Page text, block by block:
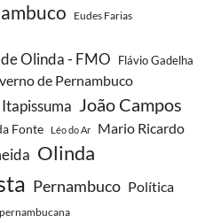
Eudes Farias
Olinda - FMO Flávio Gadelha
de Pernambuco
Itapissuma João Campos
Fonte Léo do Ar Mario Ricardo
Olinda
Pernambuco Política